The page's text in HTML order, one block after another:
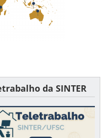
da SINTER